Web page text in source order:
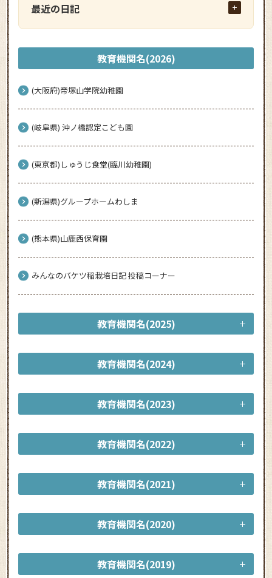
最近の日記
教育機関名(2026)
(大阪府)帝塚山学院幼稚園
(岐阜県) 沖ノ橋認定こども園
(東京都)しゅうじ食堂(臨川幼稚園)
(新潟県)グループホームわしま
(熊本県)山鹿西保育園
みんなのバケツ稲栽培日記 投稿コーナー
教育機関名(2025)
教育機関名(2024)
教育機関名(2023)
教育機関名(2022)
教育機関名(2021)
教育機関名(2020)
教育機関名(2019)